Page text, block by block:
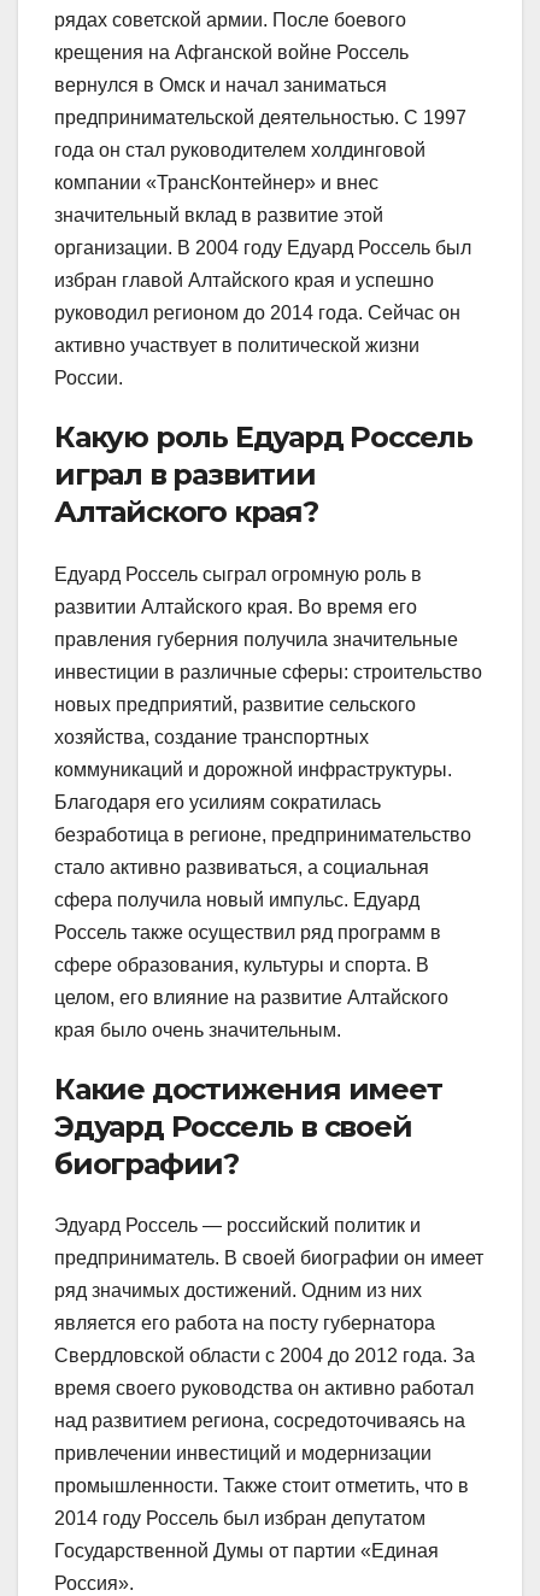
рядах советской армии. После боевого
крещения на Афганской войне Россель
вернулся в Омск и начал заниматься
предпринимательской деятельностью. С 1997
года он стал руководителем холдинговой
компании «ТрансКонтейнер» и внес
значительный вклад в развитие этой
организации. В 2004 году Едуард Россель был
избран главой Алтайского края и успешно
руководил регионом до 2014 года. Сейчас он
активно участвует в политической жизни
России.
Какую роль Едуард Россель
играл в развитии
Алтайского края?
Едуард Россель сыграл огромную роль в
развитии Алтайского края. Во время его
правления губерния получила значительные
инвестиции в различные сферы: строительство
новых предприятий, развитие сельского
хозяйства, создание транспортных
коммуникаций и дорожной инфраструктуры.
Благодаря его усилиям сократилась
безработица в регионе, предпринимательство
стало активно развиваться, а социальная
сфера получила новый импульс. Едуард
Россель также осуществил ряд программ в
сфере образования, культуры и спорта. В
целом, его влияние на развитие Алтайского
края было очень значительным.
Какие достижения имеет
Эдуард Россель в своей
биографии?
Эдуард Россель — российский политик и
предприниматель. В своей биографии он имеет
ряд значимых достижений. Одним из них
является его работа на посту губернатора
Свердловской области с 2004 до 2012 года. За
время своего руководства он активно работал
над развитием региона, сосредоточиваясь на
привлечении инвестиций и модернизации
промышленности. Также стоит отметить, что в
2014 году Россель был избран депутатом
Государственной Думы от партии «Единая
Россия».